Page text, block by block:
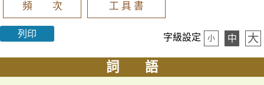
頻 次 工 具 書
列印 字級設定 小 中 大
詞 語